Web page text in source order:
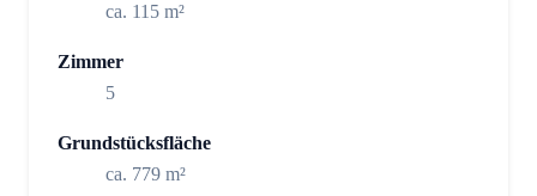
ca. 115 m²
Zimmer
5
Grundstücksfläche
ca. 779 m²